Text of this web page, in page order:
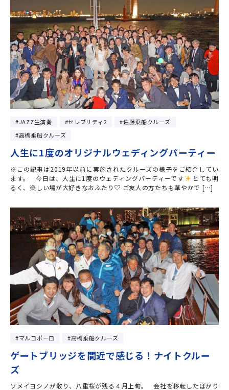
JAZZ生演奏 セレブリティ2
佐藤乗船クルーズ
高橋乗船クルーズ
人生に1度のオリジナルウェディングパーティー
※この記事は2019年以前に実施されたクルーズの様子をご紹介してい
ます。 今日は、人生に1度のウェディングパーティーです
とても明
るく、楽しい場が大好きなおふたり♡ ご友人の方たちも華やかで […]
マルコポーロ 高橋乗船クルーズ
ゲートブリッジを間近で感じる！ナイトクルー
ズ
ソメイヨシノが散り、八重桜が残る４月上旬。 会社を移転したばかり